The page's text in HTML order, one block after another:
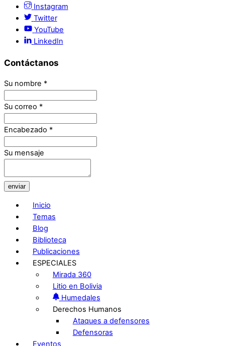
Instagram
Twitter
YouTube
LinkedIn
Contáctanos
Su nombre *
Su correo *
Encabezado *
Su mensaje
enviar
Inicio
Temas
Blog
Biblioteca
Publicaciones
ESPECIALES
Mirada 360
Litio en Bolivia
Humedales
Derechos Humanos
Ataques a defensores
Defensoras
Eventos